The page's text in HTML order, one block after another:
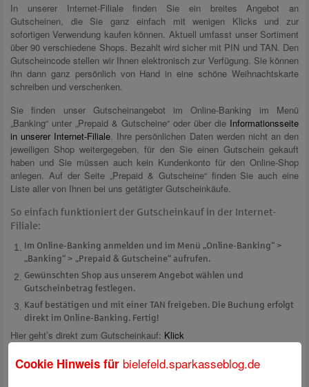
In unserer Internet-Filiale finden Sie ein breites Angebot an
Gutscheinen, die Sie ganz einfach mit wenigen Klicks und zur
sofortigen Verwendung kaufen können. Aktuell umfasst unser Sortiment
über 90 verschiedene Shops. Bezahlt wird sicher mit PIN und TAN. Den
Gutscheincode stellen wir Ihnen elektronisch zur Verfügung. Sie können
ihn dann ganz persönlich von Hand in eine schöne Weihnachtskarte
schreiben und verschenken.
Sie finden unser Gutscheinangebot im Online-Banking im Menü
„Banking“ unter „Prepaid & Gutscheine“ oder über die Informationsseite
in unserer Internet-Filiale . Ihre persönlichen Daten werden nicht an den
jeweiligen Shop weitergegeben, für den Sie einen Gutschein gekauft
haben und Sie müssen auch kein Kundenkonto für den Online-Shop
anlegen. Auf der Seite „Prepaid & Gutscheine“ finden Sie auch eine
Liste aller von Ihnen bei uns getätigter Gutscheinkäufe.
So einfach funktioniert der Gutscheinkauf in der Internet-
Filiale:
Im Online-Banking anmelden und im Menü „Online-Banking“ >
„Banking“ > „Prepaid & Gutscheine“ aufrufen.
Gewünschten Shop aus unserem Angebot wählen und
Gutscheinbetrag festlegen.
Kauf bestätigen und mit einer TAN freigeben. Die Buchung erfolgt
direkt im Online-Banking. Fertig!
Hier geht’s direkt zum Gutscheinkauf: Klick
Cookie Hinweis für bielefeld.sparkasseblog.de